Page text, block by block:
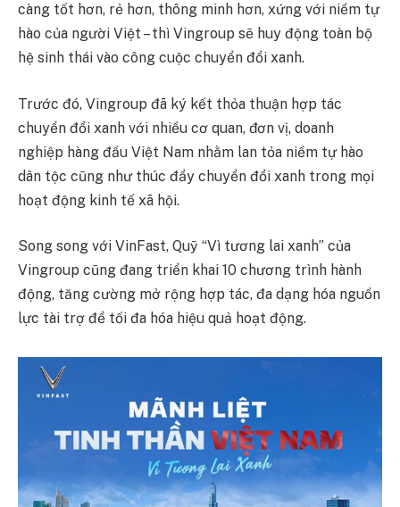
càng tốt hơn, rẻ hơn, thông minh hơn, xứng với niềm tự
hào của người Việt – thì Vingroup sẽ huy động toàn bộ
hệ sinh thái vào công cuộc chuyển đổi xanh.
Trước đó, Vingroup đã ký kết thỏa thuận hợp tác
chuyển đổi xanh với nhiều cơ quan, đơn vị, doanh
nghiệp hàng đầu Việt Nam nhằm lan tỏa niềm tự hào
dân tộc cũng như thúc đẩy chuyển đổi xanh trong mọi
hoạt động kinh tế xã hội.
Song song với VinFast, Quỹ “Vì tương lai xanh” của
Vingroup cũng đang triển khai 10 chương trình hành
động, tăng cường mở rộng hợp tác, đa dạng hóa nguồn
lực tài trợ để tối đa hóa hiệu quả hoạt động.